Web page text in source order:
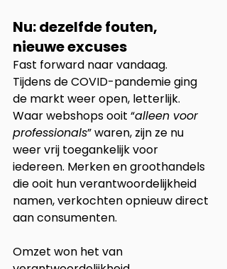
Nu: dezelfde fouten,
nieuwe excuses
Fast forward naar vandaag.
Tijdens de COVID-pandemie ging
de markt weer open, letterlijk.
Waar webshops ooit “alleen voor
professionals” waren, zijn ze nu
weer vrij toegankelijk voor
iedereen. Merken en groothandels
die ooit hun verantwoordelijkheid
namen, verkochten opnieuw direct
aan consumenten.
Omzet won het van